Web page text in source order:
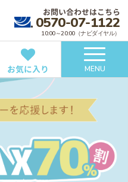
お問い合わせはこちら
0570-07-1122
10:00～20:00（ナビダイヤル）
お気に入り MENU